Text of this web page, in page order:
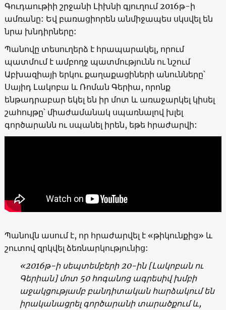
Գուդաութիի շրջանի Լիխնի գյուղում 2016թ-ի
ամռանը: Եվ բառացիորեն անմիջապես սկսվել են
նրա խնդիրները:
Պանովը տեսուղերձ է հրապարակել, որում
պատմում է ամբողջ պատմությունն ու նշում
Աբխազիայի երկու քաղաքացիների անունները՝
Սայիդ Լակոբա և Ռոման Գերիա, որոնք
ենթադրաբար եկել են իր մոտ և առաջարկել կիսել
շահույթը՝ միաժամանակ սպառնալով խլել
գործարանն ու սպանել իրեն, եթե հրաժարվի:
Պանովն ասում է, որ հրաժարվել է «թիկունքից» և
շուտով զրկվել ձեռնարկությունից:
«2016թ-ի սեպտեմբերի 20-ին [Լակոբան ու
Գերիան] մոտ 50 հոգանոց ագրեսիվ խմբի
աջակցությամբ բանդիտական հարձակում են
իրականացրել գործարանի տարածքում և,